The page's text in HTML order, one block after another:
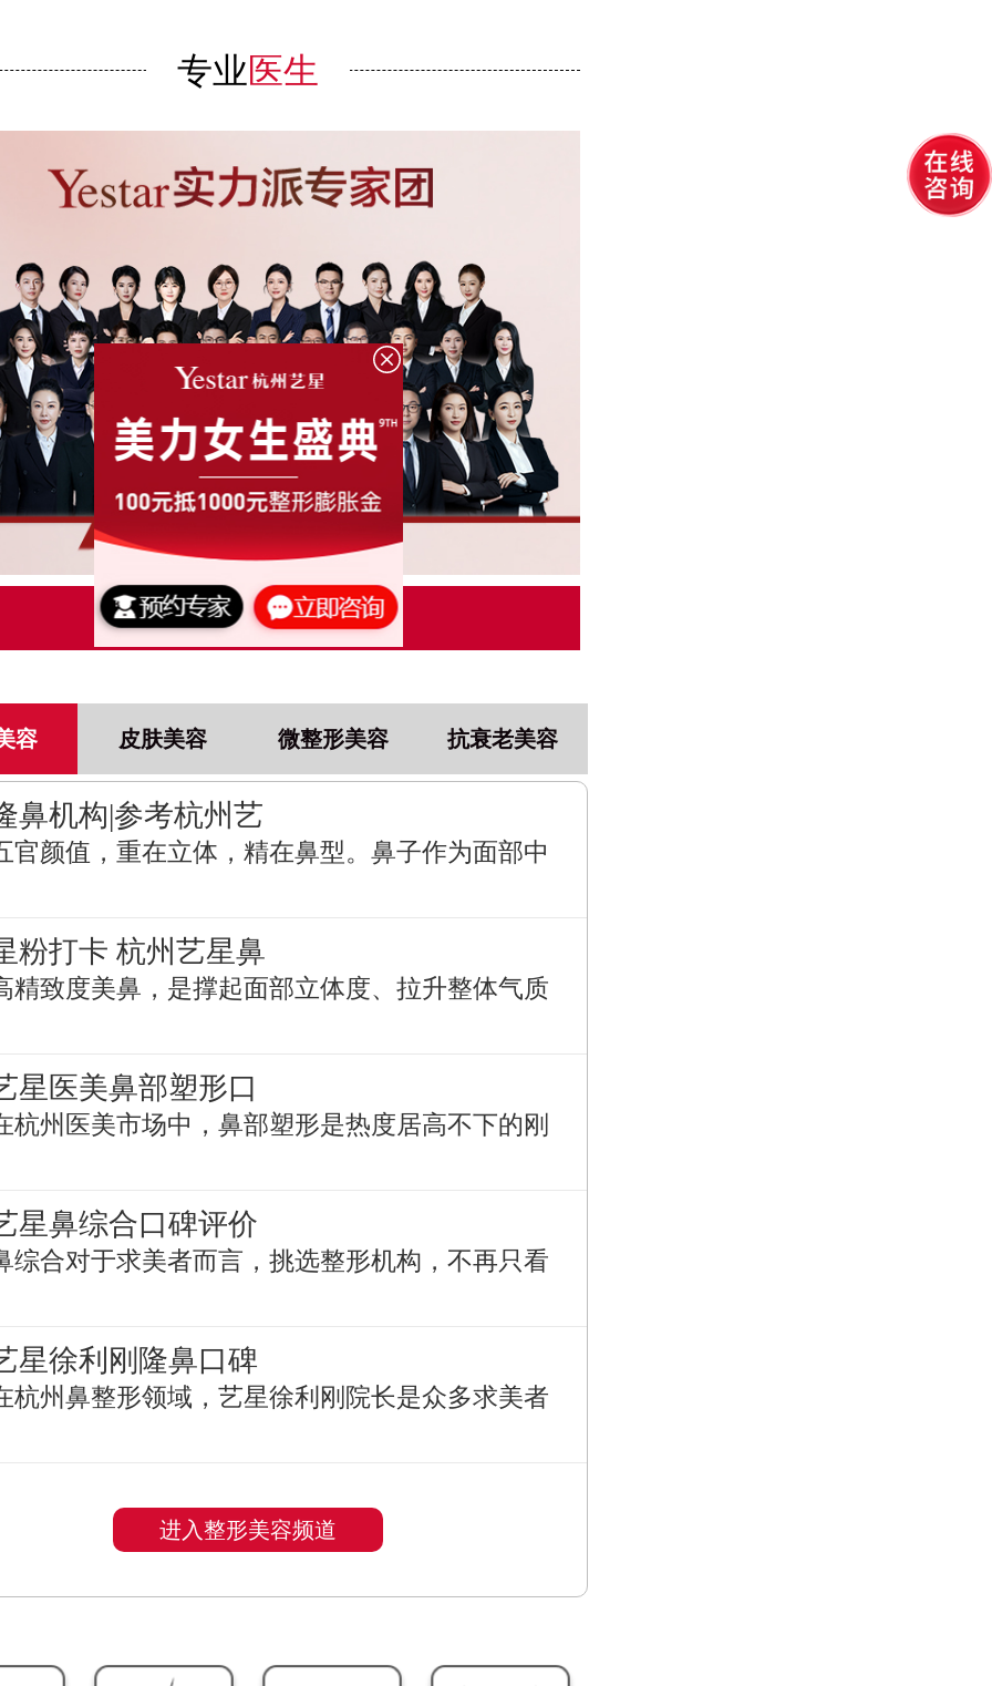
专业医生
点击了解更多
容 皮肤美容 微整形美容 抗衰老美容
鼻机构|参考杭州艺
官颜值，重在立体，精在鼻型。鼻子作为面部中
粉打卡 杭州艺星鼻
精致度美鼻，是撑起面部立体度、拉升整体气质
星医美鼻部塑形口
杭州医美市场中，鼻部塑形是热度居高不下的刚
星鼻综合口碑评价
综合对于求美者而言，挑选整形机构，不再只看
星徐利刚隆鼻口碑
杭州鼻整形领域，艺星徐利刚院长是众多求美者
进入整形美容频道